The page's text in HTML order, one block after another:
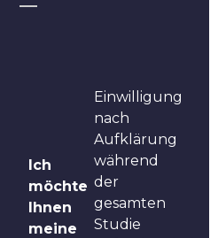
Ich
möchte
Ihnen
meine
Einwilligung
nach
Aufklärung
während
der
gesamten
Studie